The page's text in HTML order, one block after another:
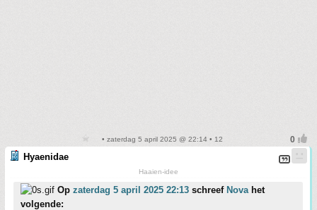
• zaterdag 5 april 2025 @ 22:14 • 12
Hyaenidae
Haaien-idee
Op zaterdag 5 april 2025 22:13 schreef Novahet
volgende: